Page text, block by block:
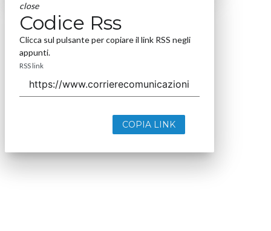
close
Codice Rss
Clicca sul pulsante per copiare il link RSS negli
appunti.
RSS link
COPIA LINK